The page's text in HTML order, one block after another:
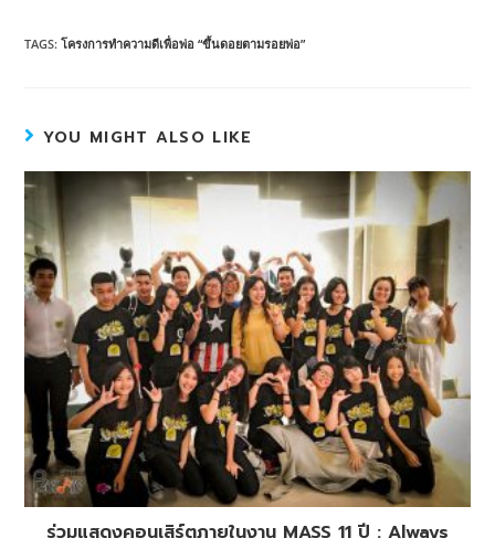
TAGS:โครงการทำความดีเพื่อพ่อ “ขึ้นดอยตามรอยพ่อ”
YOU MIGHT ALSO LIKE
ร่วมแสดงคอนเสิร์ตภายในงาน MASS 11 ปี : Always